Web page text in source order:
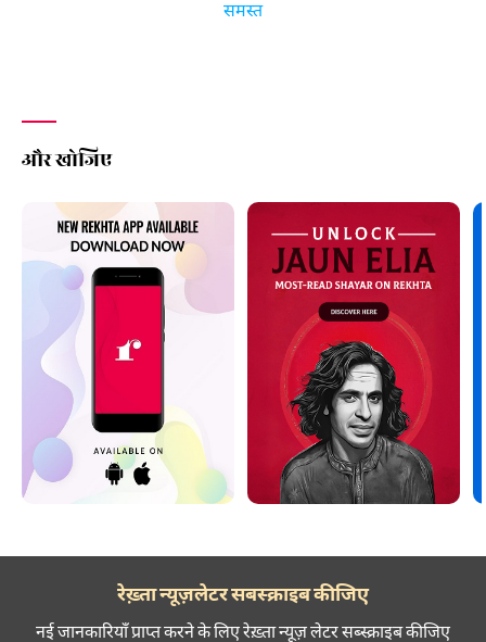
समस्त
और खोजिए
रेख़्ता न्यूज़लेटर सबस्क्राइब कीजिए
नई जानकारियाँ प्राप्त करने के लिए रेख़्ता न्यूज़ लेटर सब्स्क्राइब कीजिए